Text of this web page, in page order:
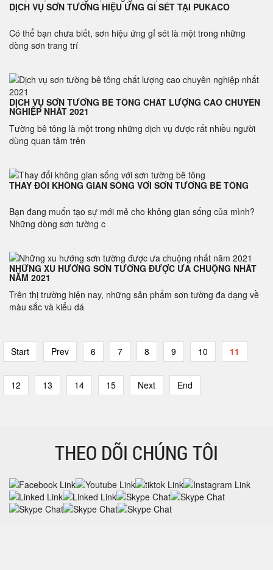
DỊCH VỤ SƠN TƯỜNG HIỆU ỨNG GỈ SÉT TẠI PUKACO
Có thể bạn chưa biết, sơn hiệu ứng gỉ sét là một trong những
dòng sơn trang trí
DỊCH VỤ SƠN TƯỜNG BÊ TÔNG CHẤT LƯỢNG CAO CHUYÊN
NGHIỆP NHẤT 2021
Tường bê tông là một trong những dịch vụ được rất nhiều người
dùng quan tâm trên
THAY ĐỔI KHÔNG GIAN SỐNG VỚI SƠN TƯỜNG BÊ TÔNG
Bạn đang muốn tạo sự mới mẻ cho không gian sống của mình?
Những dòng sơn tường c
NHỮNG XU HƯỚNG SƠN TƯỜNG ĐƯỢC ƯA CHUỘNG NHẤT
NĂM 2021
Trên thị trường hiện nay, những sản phẩm sơn tường đa dạng về
màu sắc và kiểu dá
Start Prev 6 7 8 9 10 11
12 13 14 15 Next End
THEO DÕI CHÚNG TÔI